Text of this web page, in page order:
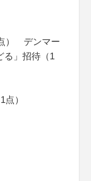
） デンマー
る」招待（1
）